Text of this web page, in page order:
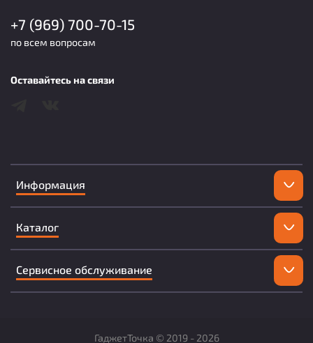
Информация
Каталог
Сервисное обслуживание
+7 (969) 700-70-15
по всем вопросам
Оставайтесь на связи
ГаджетТочка © 2019 - 2026